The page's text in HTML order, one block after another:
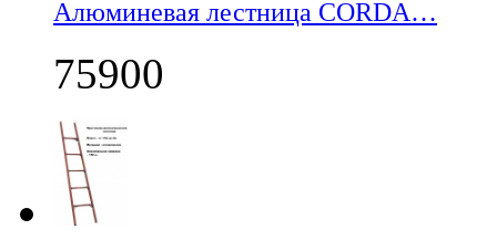
Алюминевая лестница CORDA…
75900